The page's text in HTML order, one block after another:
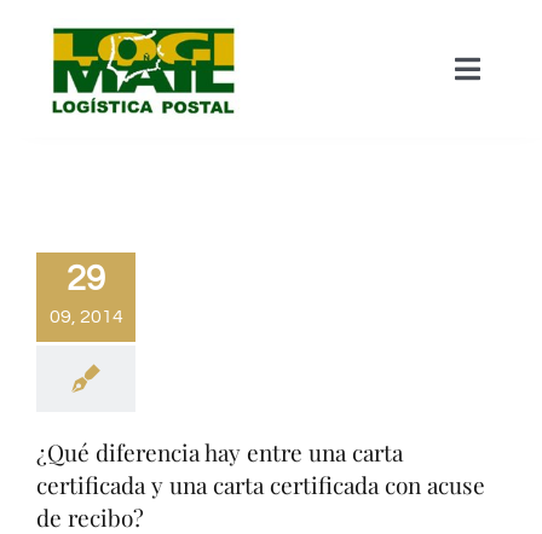
contenido
Toggle
Almacenaje
Impresión
Picking / Manipulado
29
09, 2014
¿Qué diferencia hay entre una carta
certificada y una carta certificada con acuse
de recibo?